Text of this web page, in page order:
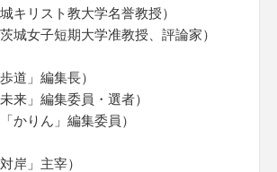
キリスト教大学名誉教授）
城女子短期大学准教授、評論家）
道」編集長）
来」編集委員・選者）
かりん」編集委員）
岸」主宰）